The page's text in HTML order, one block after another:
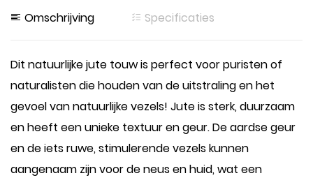
Omschrijving Specificaties
Dit natuurlijke jute touw is perfect voor puristen of
naturalisten die houden van de uitstraling en het
gevoel van natuurlijke vezels! Jute is sterk, duurzaam
en heeft een unieke textuur en geur. De aardse geur
en de iets ruwe, stimulerende vezels kunnen
aangenaam zijn voor de neus en huid, wat een